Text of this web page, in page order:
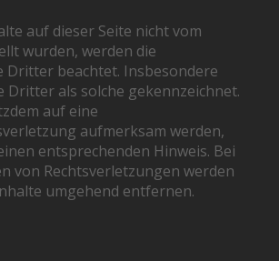
auf dieser Seite nicht vom
wurden, werden die
Dritter beachtet. Insbesondere
Dritter als solche gekennzeichnet.
auf eine
aufmerksam werden,
entsprechenden Hinweis. Bei
von Rechtsverletzungen werden
umgehend entfernen.